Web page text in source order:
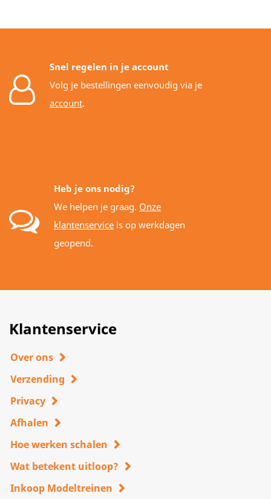
Snel regelen in je account
Volg je bestellingen eenvoudig via je
account.
Heb je ons nodig?
We helpen je graag. Onze
klantenservice is op werkdagen
geopend.
Klantenservice
Over ons
Verzending
Privacy
Afhalen
Hoe werken schalen
Wat betekent uitloop?
Inkoop Modeltreinen